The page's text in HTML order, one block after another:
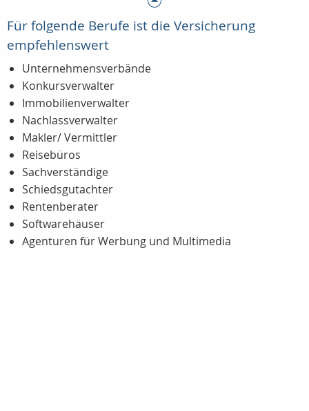
Für folgende Berufe ist die Versicherung
empfehlenswert
Unternehmensverbände
Konkursverwalter
Immobilienverwalter
Nachlassverwalter
Makler/ Vermittler
Reisebüros
Sachverständige
Schiedsgutachter
Rentenberater
Softwarehäuser
Agenturen für Werbung und Multimedia